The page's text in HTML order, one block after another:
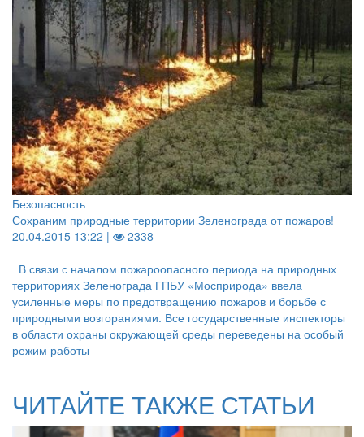
Безопасность
Сохраним природные территории Зеленограда от пожаров!
20.04.2015 13:22 |
2338
В связи с началом пожароопасного периода на природных
территориях Зеленограда ГПБУ «Мосприрода» ввела
усиленные меры по предотвращению пожаров и борьбе с
природными возгораниями. Все государственные инспекторы
в области охраны окружающей среды переведены на особый
режим работы
ЧИТАЙТЕ ТАКЖЕ СТАТЬИ